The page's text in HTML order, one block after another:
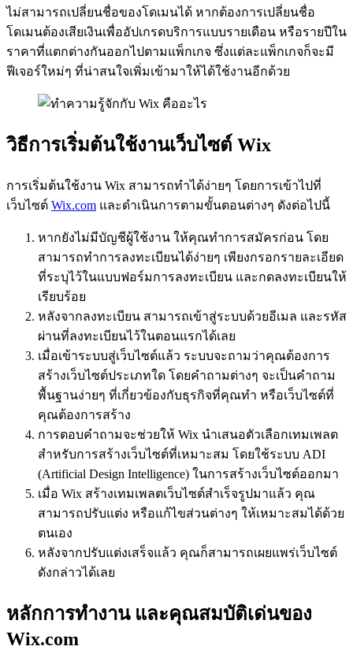
ไม่สามารถเปลี่ยนชื่อของโดเมนได้ หากต้องการเปลี่ยนชื่อ
โดเมนต้องเสียเงินเพื่ออัปเกรดบริการแบบรายเดือน หรือรายปีใน
ราคาที่แตกต่างกันออกไปตามแพ็กเกจ ซึ่งแต่ละแพ็กเกจก็จะมี
ฟีเจอร์ใหม่ๆ ที่น่าสนใจเพิ่มเข้ามาให้ได้ใช้งานอีกด้วย
วิธีการเริ่มต้นใช้งานเว็บไซต์ Wix
การเริ่มต้นใช้งาน Wix สามารถทำได้ง่ายๆ โดยการเข้าไปที่
เว็บไซต์ Wix.com และดำเนินการตามขั้นตอนต่างๆ ดังต่อไปนี้
หากยังไม่มีบัญชีผู้ใช้งาน ให้คุณทำการสมัครก่อน โดย
สามารถทำการลงทะเบียนได้ง่ายๆ เพียงกรอกรายละเอียด
ที่ระบุไว้ในแบบฟอร์มการลงทะเบียน และกดลงทะเบียนให้
เรียบร้อย
หลังจากลงทะเบียน สามารถเข้าสู่ระบบด้วยอีเมล และรหัส
ผ่านที่ลงทะเบียนไว้ในตอนแรกได้เลย
เมื่อเข้าระบบสู่เว็บไซต์แล้ว ระบบจะถามว่าคุณต้องการ
สร้างเว็บไซต์ประเภทใด โดยคำถามต่างๆ จะเป็นคำถาม
พื้นฐานง่ายๆ ที่เกี่ยวข้องกับธุรกิจที่คุณทำ หรือเว็บไซต์ที่
คุณต้องการสร้าง
การตอบคำถามจะช่วยให้ Wix นำเสนอตัวเลือกเทมเพลต
สำหรับการสร้างเว็บไซต์ที่เหมาะสม โดยใช้ระบบ ADI
(Artificial Design Intelligence) ในการสร้างเว็บไซต์ออกมา
เมื่อ Wix สร้างเทมเพลตเว็บไซต์สำเร็จรูปมาแล้ว คุณ
สามารถปรับแต่ง หรือแก้ไขส่วนต่างๆ ให้เหมาะสมได้ด้วย
ตนเอง
หลังจากปรับแต่งเสร็จแล้ว คุณก็สามารถเผยแพร่เว็บไซต์
ดังกล่าวได้เลย
หลักการทำงาน และคุณสมบัติเด่นของ
Wix.com